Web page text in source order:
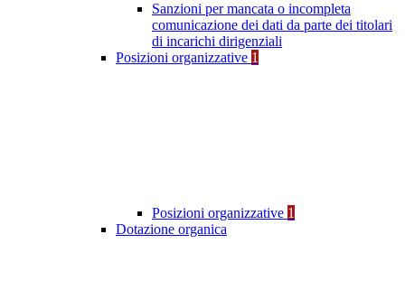
Sanzioni per mancata o incompleta
comunicazione dei dati da parte dei titolari
di incarichi dirigenziali
Posizioni organizzative 1
Posizioni organizzative 1
Dotazione organica